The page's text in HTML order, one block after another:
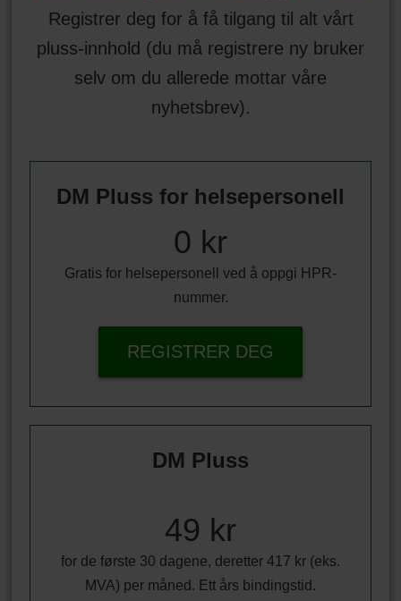
Registrer deg for å få tilgang til alt vårt
pluss-innhold (du må registrere ny bruker
selv om du allerede mottar våre
nyhetsbrev).
DM Pluss for helsepersonell
0 kr
Gratis for helsepersonell ved å oppgi HPR-
nummer.
REGISTRER DEG
DM Pluss
49 kr
for de første 30 dagene, deretter 417 kr (eks.
MVA) per måned. Ett års bindingstid.